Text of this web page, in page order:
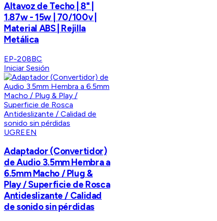
Altavoz de Techo | 8" |
1.87w - 15w | 70/100v |
Material ABS | Rejilla
Metálica
EP-208BC
Iniciar Sesión
UGREEN
Adaptador (Convertidor)
de Audio 3.5mm Hembra a
6.5mm Macho / Plug &
Play / Superficie de Rosca
Antideslizante / Calidad
de sonido sin pérdidas